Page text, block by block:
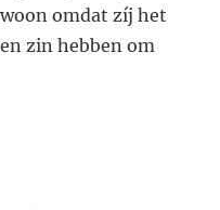
omdat zíj het
zin hebben om